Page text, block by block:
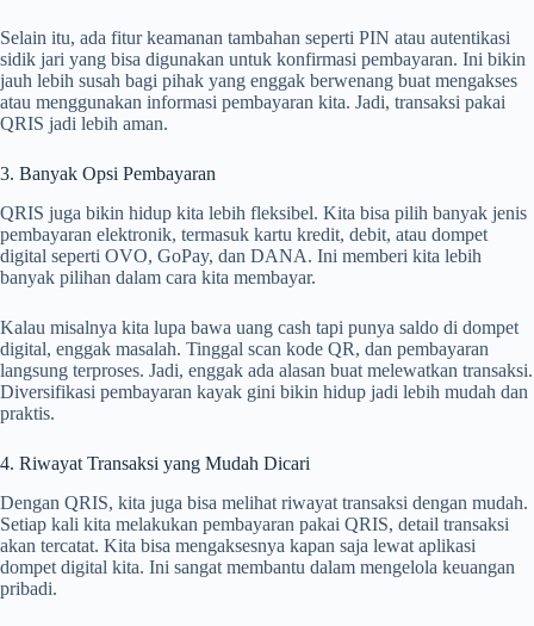
Selain itu, ada fitur keamanan tambahan seperti PIN atau autentikasi
sidik jari yang bisa digunakan untuk konfirmasi pembayaran. Ini bikin
jauh lebih susah bagi pihak yang enggak berwenang buat mengakses
atau menggunakan informasi pembayaran kita. Jadi, transaksi pakai
QRIS jadi lebih aman.
3. Banyak Opsi Pembayaran
QRIS juga bikin hidup kita lebih fleksibel. Kita bisa pilih banyak jenis
pembayaran elektronik, termasuk kartu kredit, debit, atau dompet
digital seperti OVO, GoPay, dan DANA. Ini memberi kita lebih
banyak pilihan dalam cara kita membayar.
Kalau misalnya kita lupa bawa uang cash tapi punya saldo di dompet
digital, enggak masalah. Tinggal scan kode QR, dan pembayaran
langsung terproses. Jadi, enggak ada alasan buat melewatkan transaksi.
Diversifikasi pembayaran kayak gini bikin hidup jadi lebih mudah dan
praktis.
4. Riwayat Transaksi yang Mudah Dicari
Dengan QRIS, kita juga bisa melihat riwayat transaksi dengan mudah.
Setiap kali kita melakukan pembayaran pakai QRIS, detail transaksi
akan tercatat. Kita bisa mengaksesnya kapan saja lewat aplikasi
dompet digital kita. Ini sangat membantu dalam mengelola keuangan
pribadi.